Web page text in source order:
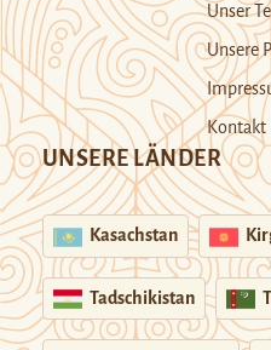
Unser
Unsere
Kontakt
UNSERE LÄNDER
Kasachstan
Tadschikistan